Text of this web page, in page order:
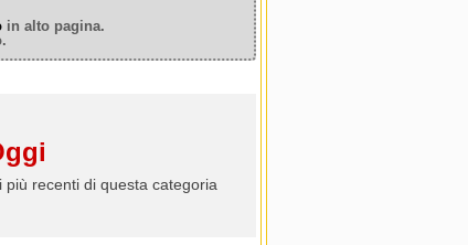
in alto pagina.
recenti di questa categoria